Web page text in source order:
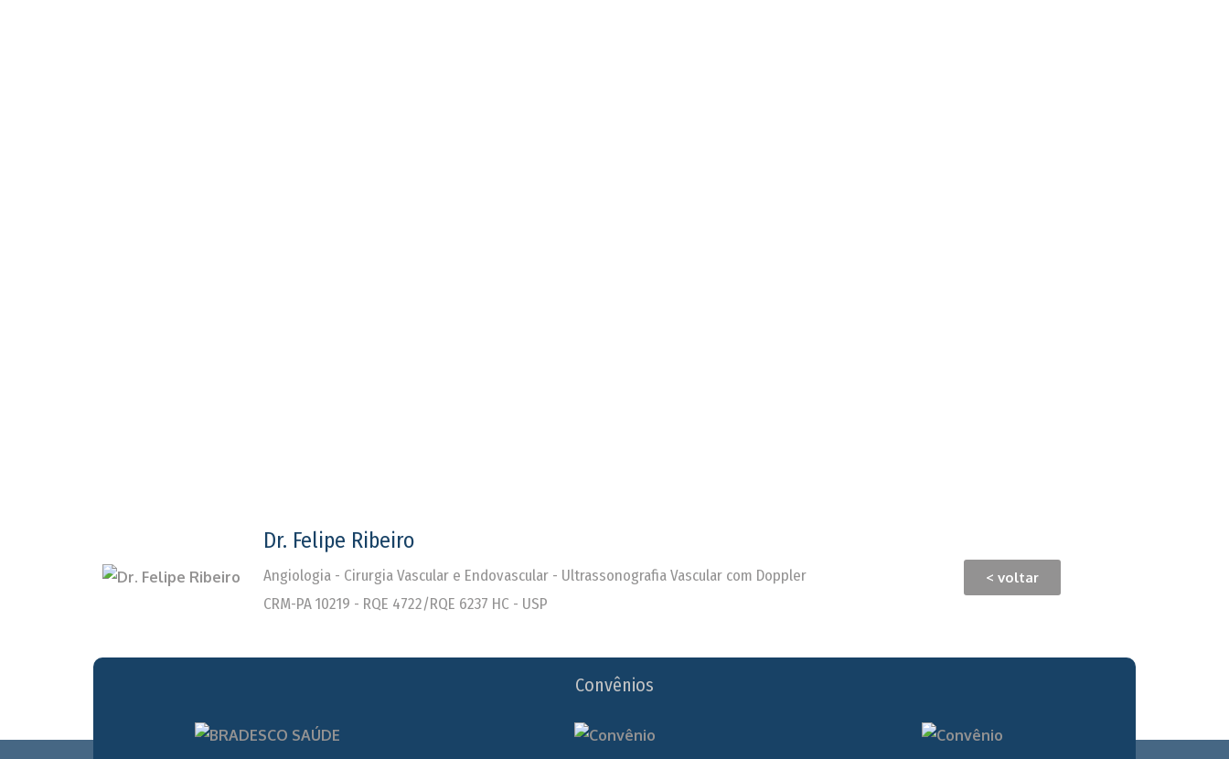
Dr. Felipe Ribeiro
Angiologia - Cirurgia Vascular e Endovascular - Ultrassonografia Vascular com Doppler
CRM-PA 10219 - RQE 4722/RQE 6237 HC - USP
< voltar
Convênios